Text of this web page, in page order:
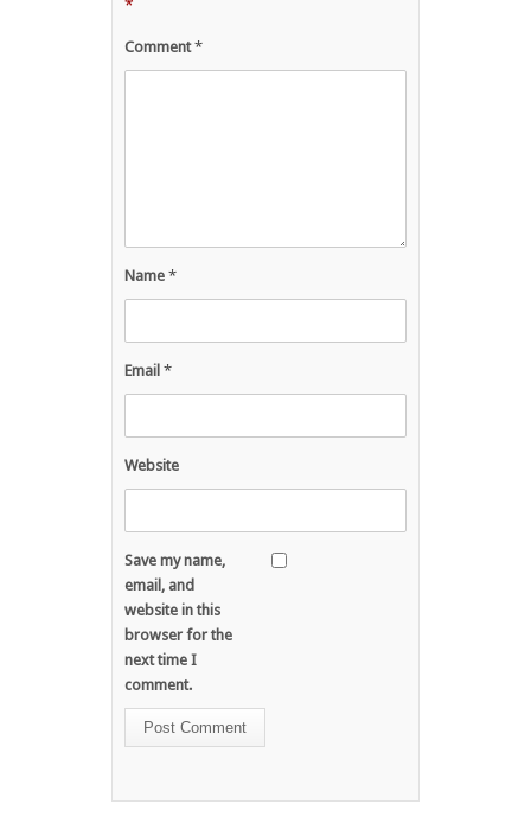
*
Comment*
Name *
Email *
Website
Save my name,
email, and
website in this
browser for the
next time I
comment.